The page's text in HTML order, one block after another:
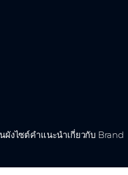
ผังไซต์คำแนะนำเกี่ยวกับ Brand